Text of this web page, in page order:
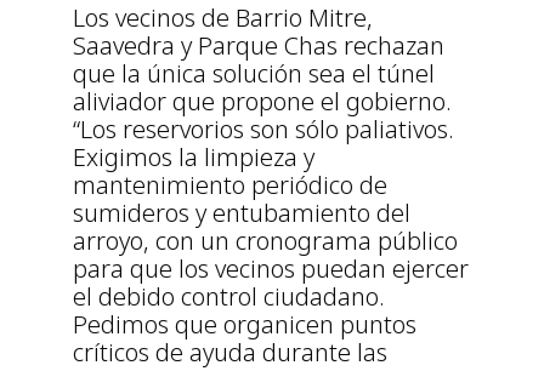
Los vecinos de Barrio Mitre,
Saavedra y Parque Chas rechazan
que la única solución sea el túnel
aliviador que propone el gobierno.
“Los reservorios son sólo paliativos.
Exigimos la limpieza y
mantenimiento periódico de
sumideros y entubamiento del
arroyo, con un cronograma público
para que los vecinos puedan ejercer
el debido control ciudadano.
Pedimos que organicen puntos
críticos de ayuda durante las